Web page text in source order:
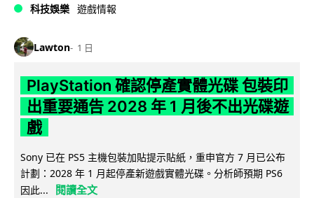
科技娛樂 遊戲情報
Lawton 1 日
PlayStation 確認停產實體光碟 包裝印
出重要通告 2028 年 1 月後不出光碟遊
戲
Sony 已在 PS5 主機包裝加貼提示貼紙，重申官方 7 月已公布
計劃：2028 年 1 月起停產新遊戲實體光碟。分析師預期 PS6
因此...
閱讀全文